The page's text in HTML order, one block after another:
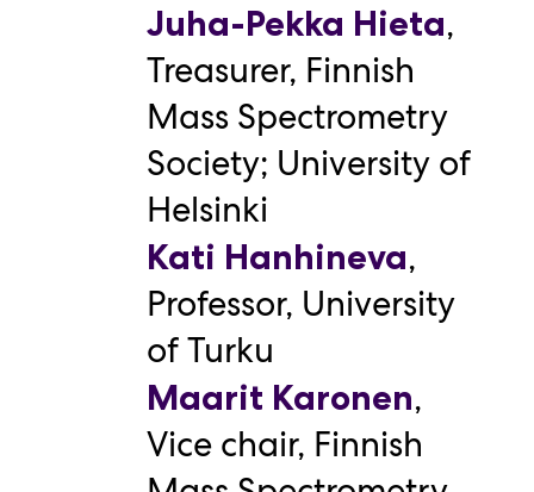
Juha-Pekka Hieta,
Treasurer, Finnish
Mass Spectrometry
Society; University of
Helsinki
Kati Hanhineva,
Professor, University
of Turku
Maarit Karonen,
Vice chair, Finnish